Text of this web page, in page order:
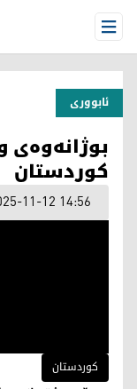
Open Menu
ئابووری
بوژانەوەی
کوردستان
11-12 14:56
کوردستان